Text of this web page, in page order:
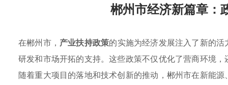
郴州市经济新篇章：
在郴州市， 产业扶持政策的实施为经济发展注入了新的活
研发和市场开拓的支持。这些政策不仅优化了营商环境
随着重大项目的落地和技术创新的推动，郴州市在新能